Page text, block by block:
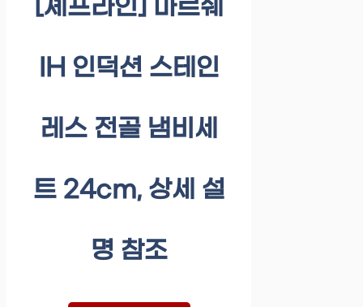
[셰프라인] 마르쉐
IH 인덕션 스테인
레스 전골 냄비세
트 24cm, 상세 설
명 참조